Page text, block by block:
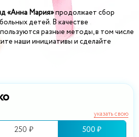
указать свою
250 ₽ 500 ₽
«Анна Мария»продолжает сбор
детей. В качестве
разные методы, в том числе
наши инициативы и сделайте